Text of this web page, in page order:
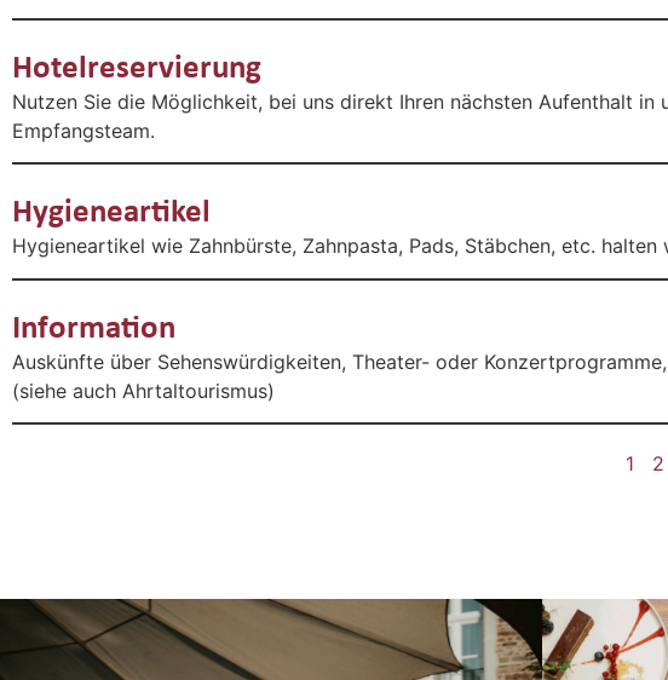
Hotelreservierung
Nutzen Sie die Möglichkeit, bei uns direkt Ihren nächsten Aufenthalt in
Empfangsteam.
Hygieneartikel
Hygieneartikel wie Zahnbürste, Zahnpasta, Pads, Stäbchen, etc.
Information
Auskünfte über Sehenswürdigkeiten, Theater- oder
(siehe auch Ahrtaltourismus)
1 2